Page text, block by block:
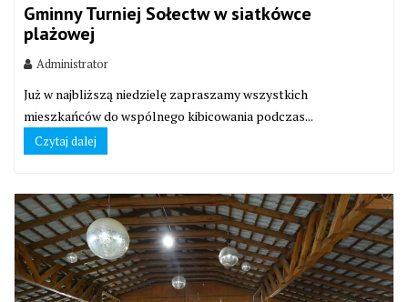
Gminny Turniej Sołectw w siatkówce
plażowej
Administrator
Już w najbliższą niedzielę zapraszamy wszystkich
mieszkańców do wspólnego kibicowania podczas...
Czytaj dalej